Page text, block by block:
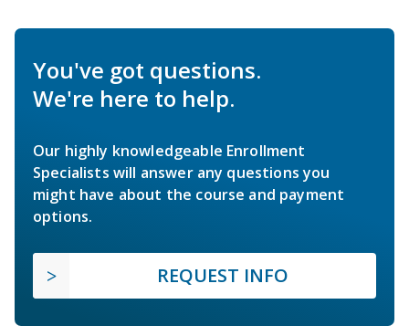
You've got questions.
We're here to help.
Our highly knowledgeable Enrollment
Specialists will answer any questions you
might have about the course and payment
options.
REQUEST INFO